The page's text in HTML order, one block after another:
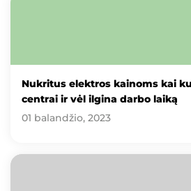
Nukritus elektros kainoms kai
centrai ir vėl ilgina darbo laiką
01 balandžio, 2023